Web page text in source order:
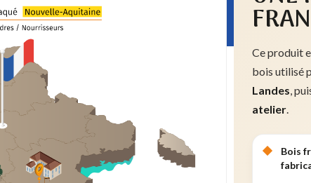
Ce produit
bois utilisé
Landes ,
atelier
Bois